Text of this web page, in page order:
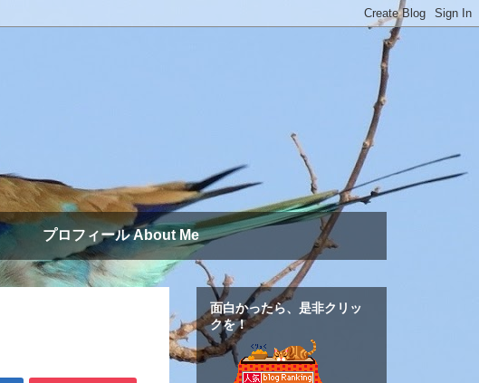
プロフィール About Me
面白かったら、是非クリッ
クを！